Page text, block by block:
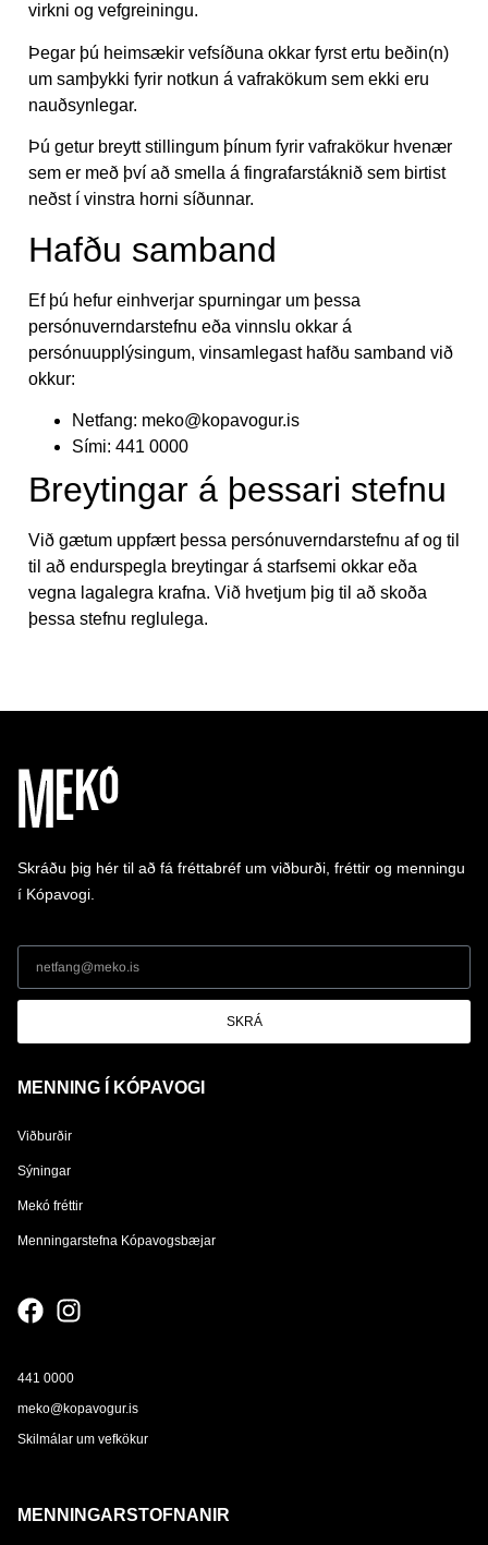
virkni og vefgreiningu.
Þegar þú heimsækir vefsíðuna okkar fyrst ertu beðin(n)
um samþykki fyrir notkun á vafrakökum sem ekki eru
nauðsynlegar.
Þú getur breytt stillingum þínum fyrir vafrakökur hvenær
sem er með því að smella á fingrafarstáknið sem birtist
neðst í vinstra horni síðunnar.
Hafðu samband
Ef þú hefur einhverjar spurningar um þessa
persónuverndarstefnu eða vinnslu okkar á
persónuupplýsingum, vinsamlegast hafðu samband við
okkur:
Netfang: meko@kopavogur.is
Sími: 441 0000
Breytingar á þessari stefnu
Við gætum uppfært þessa persónuverndarstefnu af og til
til að endurspegla breytingar á starfsemi okkar eða
vegna lagalegra krafna. Við hvetjum þig til að skoða
þessa stefnu reglulega.
Skráðu þig hér til að fá fréttabréf um viðburði, fréttir og menningu
í Kópavogi.
SKRÁ
MENNING Í KÓPAVOGI
Viðburðir
Sýningar
Mekó fréttir
Menningarstefna Kópavogsbæjar
441 0000
meko@kopavogur.is
Skilmálar um vefkökur
MENNINGARSTOFNANIR